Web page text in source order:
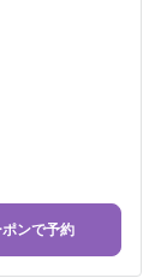
ンで予約